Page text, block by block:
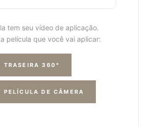
tem seu vídeo de aplicação.
película que você vai aplicar:
TRASEIRA 360°
PELÍCULA DE CÂMERA